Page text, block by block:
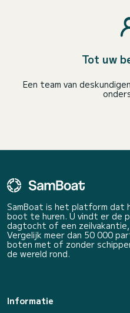
Tot uw
Een team van
SamBoat is het platform dat
boot te huren. U vindt er de
dagtocht of een
Vergelijk meer dan 50 000
boten met of zonder
de wereld rond.
Informatie